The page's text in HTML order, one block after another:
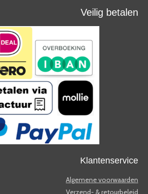
m
Veilig betalen
Klantenservice
Algemene voorwaarden
Verzend- & retourbeleid